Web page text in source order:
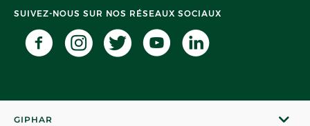
SUIVEZ-NOUS SUR NOS RÉSEAUX SOCIAUX
GIPHAR